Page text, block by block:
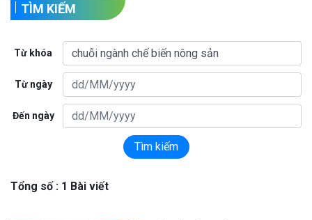
TÌM KIẾM
Từ khóa
Từ ngày
Đến ngày
Tìm kiếm
Tổng số : 1 Bài viết